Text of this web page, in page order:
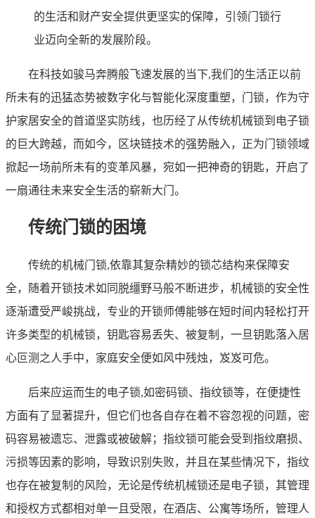
的生活和财产安全提供更坚实的保障，引领门锁行
业迈向全新的发展阶段。
在科技如骏马奔腾般飞速发展的当下,我们的生活正以前
所未有的迅猛态势被数字化与智能化深度重塑，门锁，作为守
护家居安全的首道坚实防线，也历经了从传统机械锁到电子锁
的巨大跨越，而如今，区块链技术的强势融入，正为门锁领域
掀起一场前所未有的变革风暴，宛如一把神奇的钥匙，开启了
一扇通往未来安全生活的崭新大门。
传统门锁的困境
传统的机械门锁,依靠其复杂精妙的锁芯结构来保障安
全，随着开锁技术如同脱缰野马般不断进步，机械锁的安全性
逐渐遭受严峻挑战，专业的开锁师傅能够在短时间内轻松打开
许多类型的机械锁，钥匙容易丢失、被复制，一旦钥匙落入居
心叵测之人手中，家庭安全便如风中残烛，岌岌可危。
后来应运而生的电子锁,如密码锁、指纹锁等，在便捷性
方面有了显著提升，但它们也各自存在着不容忽视的问题，密
码容易被遗忘、泄露或被破解；指纹锁可能会受到指纹磨损、
污损等因素的影响，导致识别失败，并且在某些情况下，指纹
也存在被复制的风险，无论是传统机械锁还是电子锁，其管理
和授权方式都相对单一且受限，在酒店、公寓等场所，管理人